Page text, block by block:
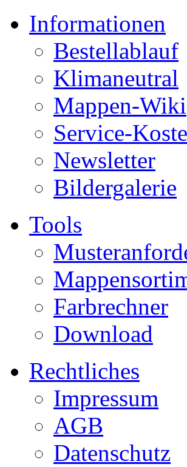
Informationen
Bestellablauf
Klimaneutral
Mappen-Wiki
Service-
Newsletter
Bildergalerie
Tools
Farbrechner
Download
Rechtliches
Impressum
AGB
Datenschutz